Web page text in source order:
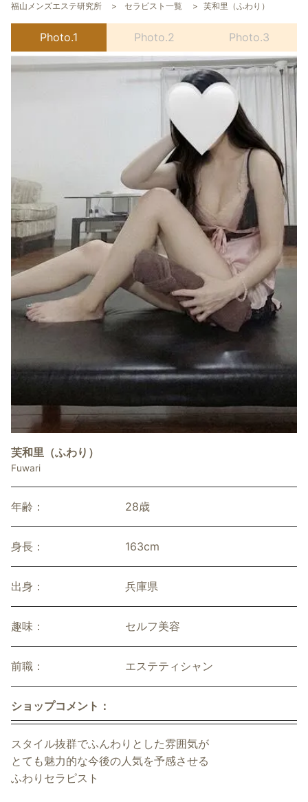
福山メンズエステ研究所 セラピスト一覧 芙和里（ふわり）
Photo.1 Photo.2 Photo.3
芙和里（ふわり）
Fuwari
年齢： 28歳
身長： 163cm
出身： 兵庫県
趣味： セルフ美容
前職： エステティシャン
ショップコメント：
スタイル抜群でふんわりとした雰囲気が
とても魅力的な今後の人気を予感させる
ふわりセラピスト